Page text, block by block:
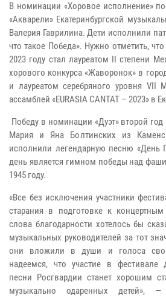
В номинации «Хоровое исполнение»
«Акварели» Екатеринбургской
Валерия Гаврилина. Дети исполнили
что такое Победа». Нужно отметить,
2023 году стал лауреатом II степени
хорового конкурса «Жаворонок» в
и лауреатом серебряного уровня VII
ассамблей «EURASIA CANTAT – 2023» в
Победу в номинации «Дуэт» второй
Мария и Яна Болтинских из
исполнили легендарную песню «День
день является гимном победы над
1945 году.
«Все без исключения участники
старания в подготовке к
слова благодарности хотелось бы
музыкальных руководителей за тот
они вложили в души и голоса
надеемся, что участие в фестивале
песни Росгвардии станет хорошим
музыкально одаренных детей», —